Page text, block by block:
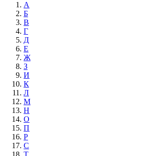
А
Б
В
Г
Д
Е
Ж
З
И
К
Л
М
Н
О
П
Р
С